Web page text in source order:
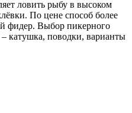
ловить рыбу в высоком
По цене способ более
фидер. Выбор пикерного
катушка, поводки, варианты